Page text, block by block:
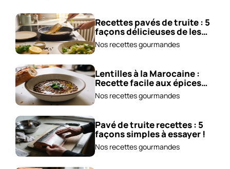
Recettes pavés de truite : 5
façons délicieuses de les
cuisiner !
Nos recettes gourmandes
Lentilles à la Marocaine :
Recette facile aux épices
et carottes!
Nos recettes gourmandes
Pavé de truite recettes : 5
façons simples à essayer !
Nos recettes gourmandes